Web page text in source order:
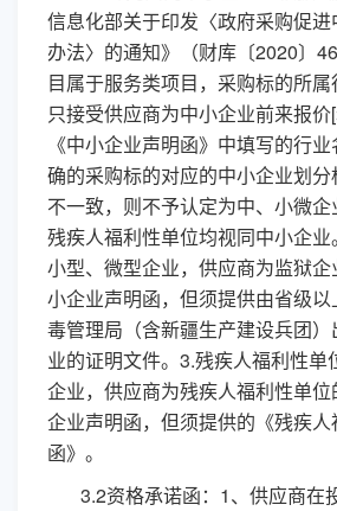
信息化部关于印发〈政府采购促
办法〉的通知》（财库〔2020〕
目属于服务类项目，采购标的所属
只接受供应商为中小企业前来报
《中小企业声明函》中填写的行
确的采购标的对应的中小企业划
不一致，则不予认定为中、小微
残疾人福利性单位均视同中小企
小型、微型企业，供应商为监狱
小企业声明函，但须提供由省级
毒管理局（含新疆生产建设兵团
业的证明文件。3.残疾人福利性单
企业，供应商为残疾人福利性单
企业声明函，但须提供的《残疾
函》。
3.2资格承诺函：1、供应商在